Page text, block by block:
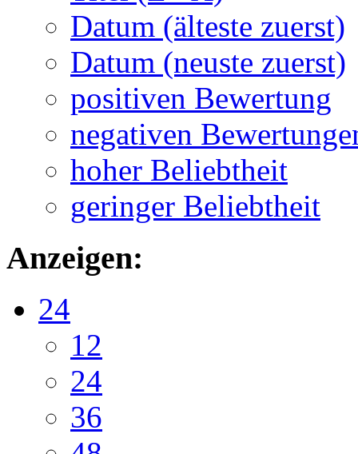
Datum (älteste zuerst)
Datum (neuste zuerst)
positiven Bewertung
negativen
hoher Beliebtheit
geringer Beliebtheit
Anzeigen:
24
12
24
36